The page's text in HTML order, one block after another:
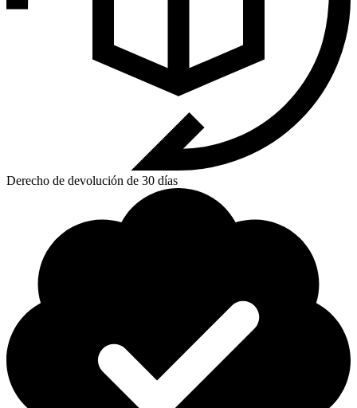
Derecho de devolución de 30 días